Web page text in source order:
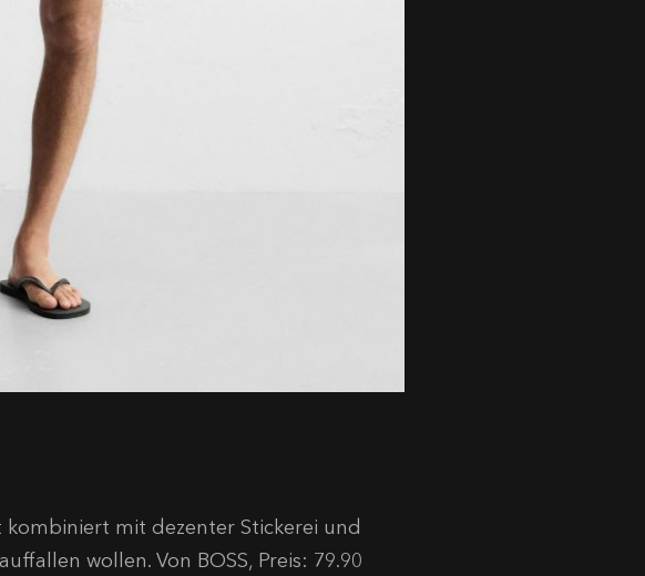
mit dezenter Stickerei und
wollen. Von BOSS, Preis: 79.90